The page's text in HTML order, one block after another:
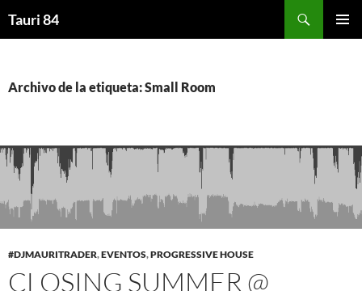
Tauri 84
Archivo de la etiqueta: Small Room
#DJMAURITRADER,EVENTOS,PROGRESSIVE HOUSE
CLOSING SUMMER @